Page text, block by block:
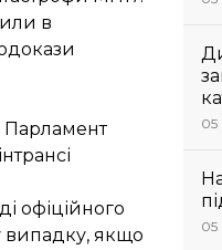
в
Парламент
офіційного
випадку, якщо
05
05